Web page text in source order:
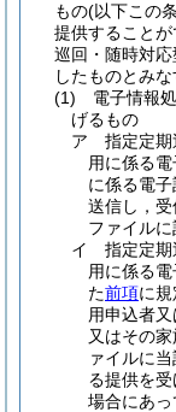
もの(以下この
提供することが
巡回・随時対
したものとみな
(1)
電子情報
げるもの
ア
指定定
用に係る
に係る電
送信し，
ファイル
イ
指定定
用に係る
た前項に
用申込者
又はその
ァイルに
る提供を
場合にあ